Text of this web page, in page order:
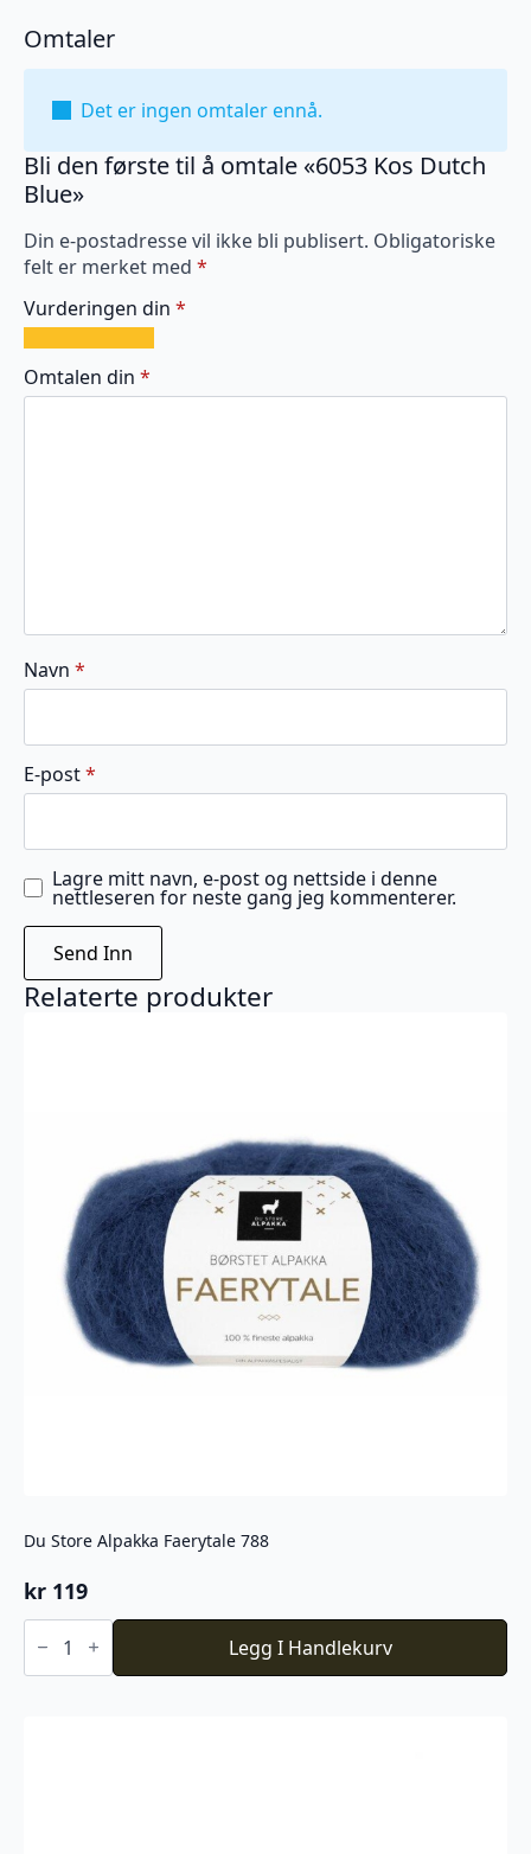
Omtaler
Det er ingen omtaler ennå.
Bli den første til å omtale «6053 Kos Dutch
Blue»
Din e-postadresse vil ikke bli publisert. Obligatoriske
felt er merket med *
Vurderingen din *
av
5
av
5
av
5
av
5
av
5
Omtalen din *
Navn *
E-post*
Lagre mitt navn, e-post og nettside i denne
nettleseren for neste gang jeg kommenterer.
Relaterte produkter
Du Store Alpakka Faerytale 788
kr 119
Du
Store
Faerytale
Legg I Handlekurv